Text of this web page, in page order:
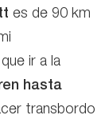
es de 90 km
ir a la
hasta
transbordo